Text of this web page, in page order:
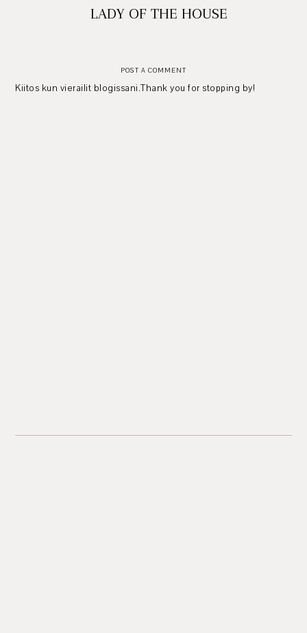
LADY OF THE HOUSE
POST A COMMENT
Kiitos kun vierailit blogissani.Thank you for stopping by!